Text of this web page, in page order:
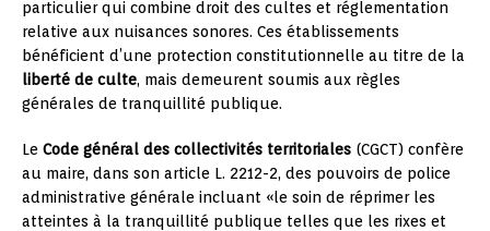
particulier qui combine droit des cultes et réglementation
relative aux nuisances sonores. Ces établissements
bénéficient d’une protection constitutionnelle au titre de la
liberté de culte, mais demeurent soumis aux règles
générales de tranquillité publique.
Le Code général des collectivités territoriales (CGCT) confère
au maire, dans son article L. 2212-2, des pouvoirs de police
administrative générale incluant «le soin de réprimer les
atteintes à la tranquillité publique telles que les rixes et